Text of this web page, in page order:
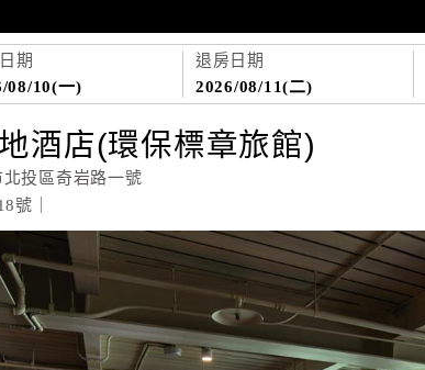
期
08/10(一)
退房日期
2026/08/11(二)
酒店(環保標章旅館)
投區奇岩路一號
號｜